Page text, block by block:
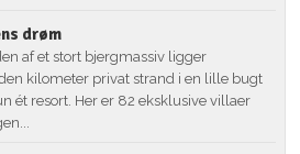
drøm
af et stort bjergmassiv ligger
kilometer privat strand i en lille bugt
ét resort. Her er 82 eksklusive villaer